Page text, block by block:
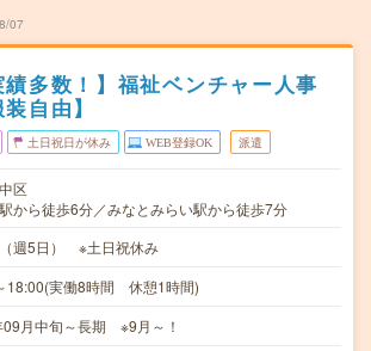
07
績多数！】福祉ベンチャー人事
自由】
土日祝日が休み WEB登録OK 派遣
区
から徒歩6分／みなとみらい駅から徒歩7分
週5日） ※土日祝休み
18:00(実働8時間 休憩1時間)
月中旬～長期 ※9月～！